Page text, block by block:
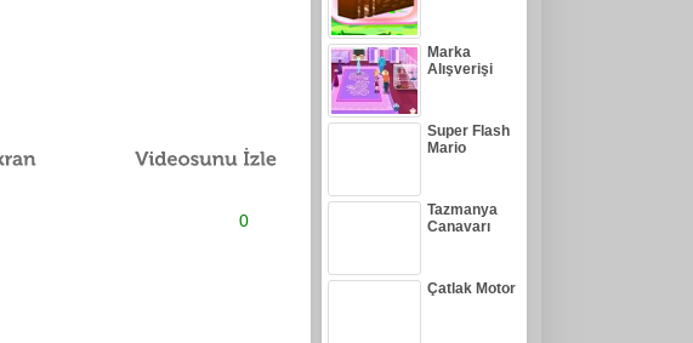
0
Marka
Alışverişi
Super Flash
Mario
Tazmanya
Canavarı
Çatlak Motor